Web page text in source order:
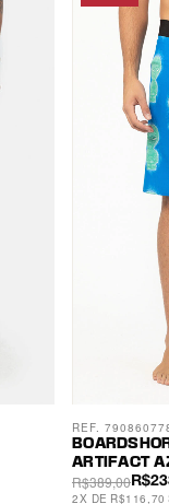
ARTIFACT
R$389,00
2X DE R$116,70
REF.